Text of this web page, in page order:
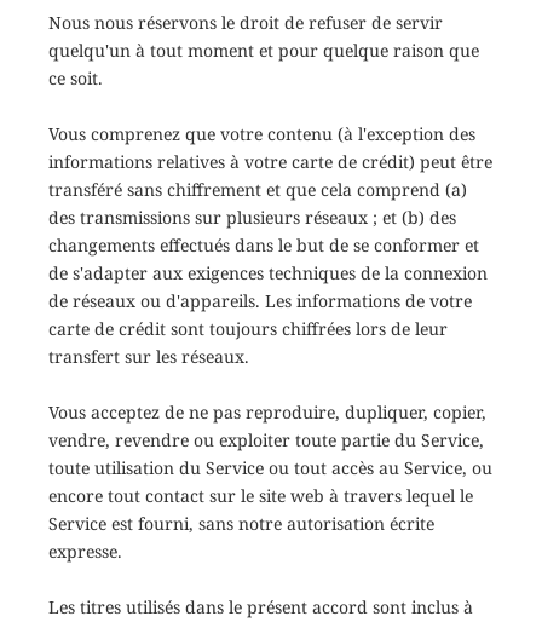
Nous nous réservons le droit de refuser de servir
quelqu'un à tout moment et pour quelque raison que
ce soit.
Vous comprenez que votre contenu (à l'exception des
informations relatives à votre carte de crédit) peut être
transféré sans chiffrement et que cela comprend (a)
des transmissions sur plusieurs réseaux ; et (b) des
changements effectués dans le but de se conformer et
de s'adapter aux exigences techniques de la connexion
de réseaux ou d'appareils. Les informations de votre
carte de crédit sont toujours chiffrées lors de leur
transfert sur les réseaux.
Vous acceptez de ne pas reproduire, dupliquer, copier,
vendre, revendre ou exploiter toute partie du Service,
toute utilisation du Service ou tout accès au Service, ou
encore tout contact sur le site web à travers lequel le
Service est fourni, sans notre autorisation écrite
expresse.
Les titres utilisés dans le présent accord sont inclus à